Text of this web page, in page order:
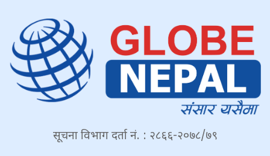
सूचना विभाग दर्ता नं. : २८६६-२०७८/७९